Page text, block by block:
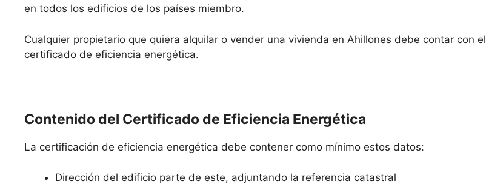
en todos los edificios de los países miembro.
Cualquier propietario que quiera alquilar o vender una vivienda en Ahillones debe contar con el
certificado de eficiencia energética.
Contenido del Certificado de Eficiencia Energética
La certificación de eficiencia energética debe contener como mínimo estos datos:
Dirección del edificio parte de este, adjuntando la referencia catastral